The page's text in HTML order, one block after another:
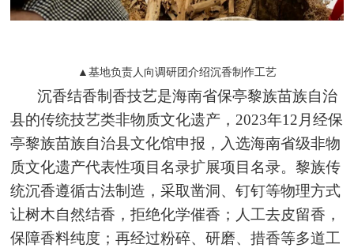
▲基地负责人向调研团介绍沉香制作工艺
沉香结香制香技艺是海南省保亭黎族苗族自治
县的传统技艺类非物质文化遗产，2023年12月经保
亭黎族苗族自治县文化馆申报，入选海南省级非物
质文化遗产代表性项目名录扩展项目名录。黎族传
统沉香遵循古法制造，采取凿洞、钉钉等物理方式
让树木自然结香，拒绝化学催香；人工去皮留香，
保障香料纯度；再经过粉碎、研磨、措香等多道工